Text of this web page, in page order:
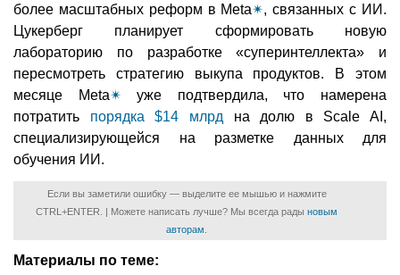
более масштабных реформ в Meta✴, связанных с ИИ.
Цукерберг планирует сформировать новую
лабораторию по разработке «суперинтеллекта» и
пересмотреть стратегию выкупа продуктов. В этом
месяце Meta✴ уже подтвердила, что намерена
потратить порядка $14 млрд на долю в Scale AI,
специализирующейся на разметке данных для
обучения ИИ.
Если вы заметили ошибку — выделите ее мышью и нажмите
CTRL+ENTER. | Можете написать лучше? Мы всегда рады новым
авторам
Материалы по теме: